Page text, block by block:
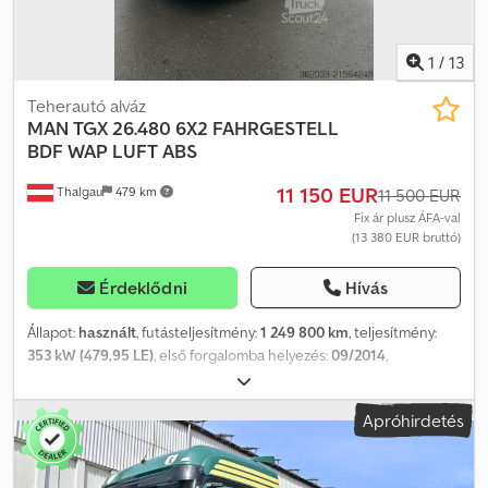
1 / 13
Thalgau 479 km
Teherautó alváz
MAN TGX 26.480 6X2 FAHRGESTELL
BDF WAP LUFT ABS
11 150 EUR11 500 EUR
Fix ár plusz ÁFA-val
(13 380 EUR bruttó)
Érdeklődni Hívás
Állapot: használt, futásteljesítmény:1 249 800 km, teljesítmény:
353 kW (479,95 LE), első forgalomba helyezés:09/2014,
, össztömeg:
3 tengely, következő vizsga (TÜV):09/2026, szín:fehér, hajtástípus:
automata, kibocsátási osztály:Euro 6, Gyártási év:2014,
Felszereltség:ABS, elektronikus stabilitásprogram (ESP),
légkondicionálás, navigációs rendszer, állófűtés
Apróhirdetés